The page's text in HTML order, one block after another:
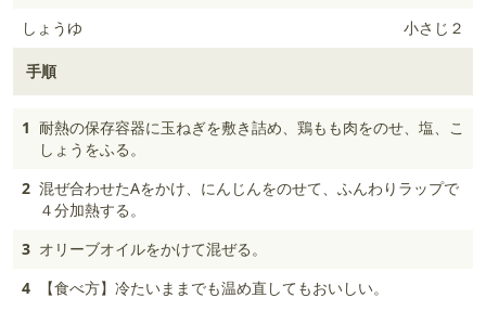
しょうゆ
小さじ２
手順
1 耐熱の保存容器に玉ねぎを敷き詰め、鶏もも肉をのせ、塩、こ
しょうをふる。
2 混ぜ合わせたAをかけ、にんじんをのせて、ふんわりラップで
４分加熱する。
3 オリーブオイルをかけて混ぜる。
4
【食べ方】冷たいままでも温め直してもおいしい。